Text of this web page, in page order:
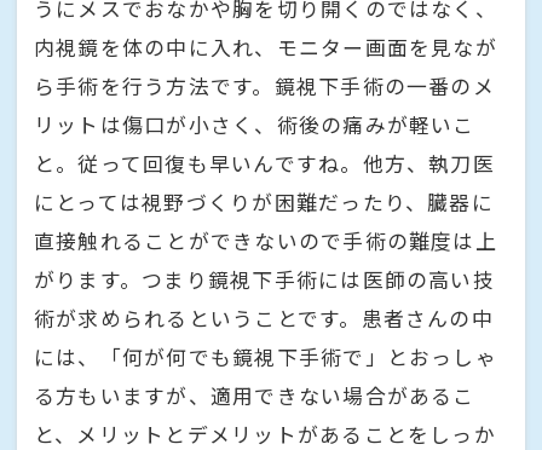
うにメスでおなかや胸を切り開くのではなく、
内視鏡を体の中に入れ、モニター画面を見なが
ら手術を行う方法です。鏡視下手術の一番のメ
リットは傷口が小さく、術後の痛みが軽いこ
と。従って回復も早いんですね。他方、執刀医
にとっては視野づくりが困難だったり、臓器に
直接触れることができないので手術の難度は上
がります。つまり鏡視下手術には医師の高い技
術が求められるということです。患者さんの中
には、「何が何でも鏡視下手術で」とおっしゃ
る方もいますが、適用できない場合があるこ
と、メリットとデメリットがあることをしっか